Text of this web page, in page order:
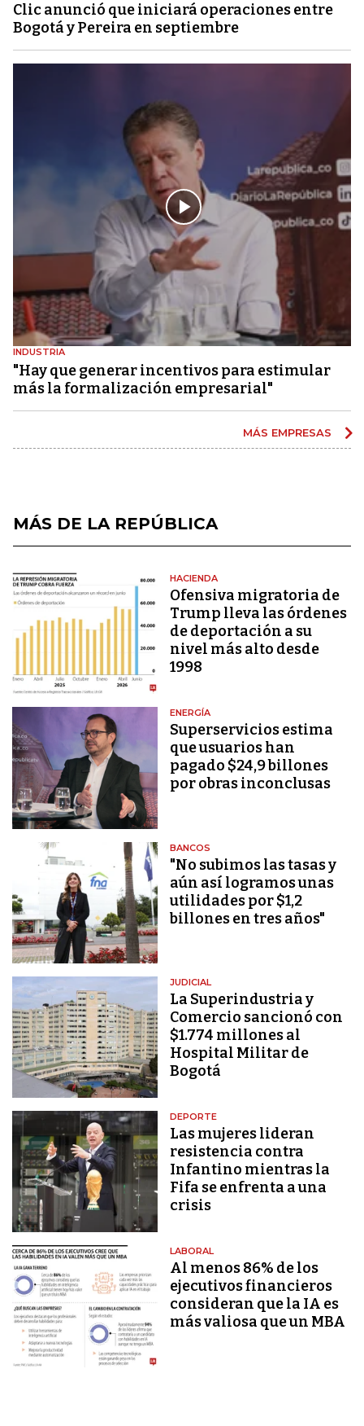
Clic anunció que iniciará operaciones entre
Bogotá y Pereira en septiembre
INDUSTRIA
"Hay que generar incentivos para estimular
más la formalización empresarial"
MÁS EMPRESAS
MÁS DE LA REPÚBLICA
HACIENDA
Ofensiva migratoria de
Trump lleva las órdenes
de deportación a su
nivel más alto desde
1998
ENERGÍA
Superservicios estima
que usuarios han
pagado $24,9 billones
por obras inconclusas
BANCOS
"No subimos las tasas y
aún así logramos unas
utilidades por $1,2
billones en tres años"
JUDICIAL
La Superindustria y
Comercio sancionó con
$1.774 millones al
Hospital Militar de
Bogotá
DEPORTE
Las mujeres lideran
resistencia contra
Infantino mientras la
Fifa se enfrenta a una
crisis
LABORAL
Al menos 86% de los
ejecutivos financieros
consideran que la IA es
más valiosa que un MBA